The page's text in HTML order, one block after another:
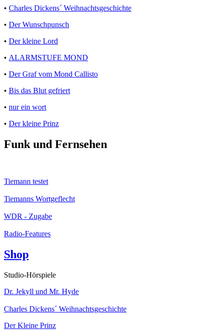
• Charles Dickens´ Weihnachtsgeschichte
• Der Wunschpunsch
• Der kleine Lord
• ALARMSTUFE MOND
• Der Graf vom Mond Callisto
• Bis das Blut gefriert
• nur ein wort
• Der kleine Prinz
Funk und Fernsehen
Tiemann testet
Tiemanns Wortgeflecht
WDR - Zugabe
Radio-Features
Shop
Studio-Hörspiele
Dr. Jekyll und Mr. Hyde
Charles Dickens´ Weihnachtsgeschichte
Der Kleine Prinz